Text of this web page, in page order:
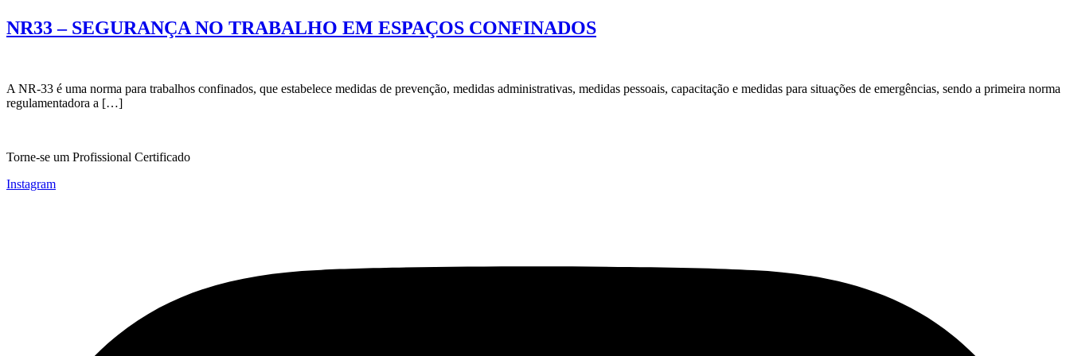
NR33 – SEGURANÇA NO TRABALHO EM ESPAÇOS CONFINADOS
A NR-33 é uma norma para trabalhos confinados, que estabelece medidas de prevenção, medidas administrativas, medidas pessoais, capacitação e medidas para situações de emergências, sendo a primeira norma
regulamentadora a […]
Torne-se um Profissional Certificado
Instagram